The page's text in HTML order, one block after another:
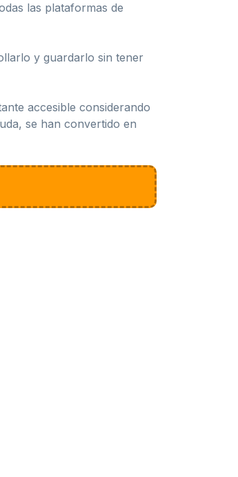
las plataformas de
y guardarlo sin tener
accesible considerando
se han convertido en